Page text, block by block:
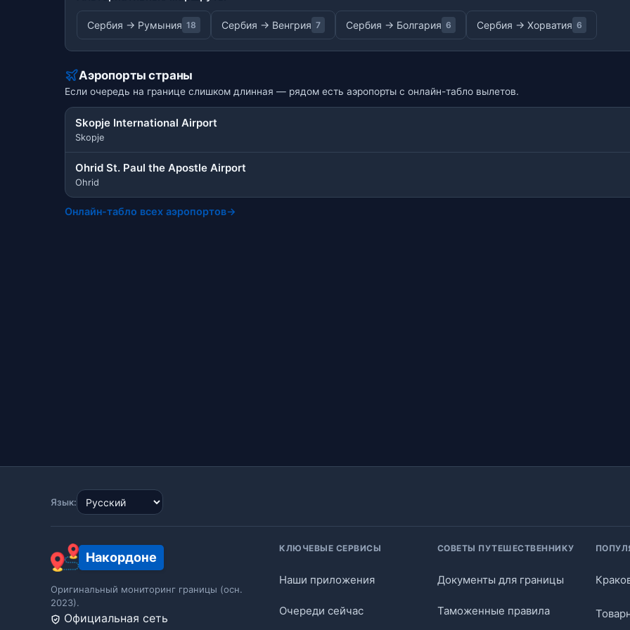
Сербия → Румыния 18 Сербия → Венгрия 7 Сербия → Болгария 6 Сербия → Хорватия 6
Аэропорты страны
Если очередь на границе слишком длинная — рядом есть аэропорты с онлайн-табло вылетов.
Skopje International Airport
Skopje
Ohrid St. Paul the Apostle Airport
Ohrid
Онлайн-табло всех аэропортов→
Язык:
Накордоне
Оригинальный мониторинг границы (осн.
2023).
Официальная сеть
КЛЮЧЕВЫЕ СЕРВИСЫ
Наши приложения
Очереди сейчас
СОВЕТЫ ПУТЕШЕСТВЕННИКУ
Документы для границы
Таможенные правила